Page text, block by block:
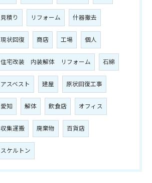
見積り リフォーム 什器撤去
現状回復 商店 工場 個人
住宅改装 内装解体 リフォーム 石綿
アスベスト 建屋 原状回復工事
愛知 解体 飲食店 オフィス
収集運搬 廃棄物 百貨店
スケルトン